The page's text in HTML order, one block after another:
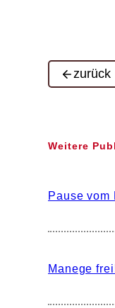
zurück
Weitere
Pause vom
Manege